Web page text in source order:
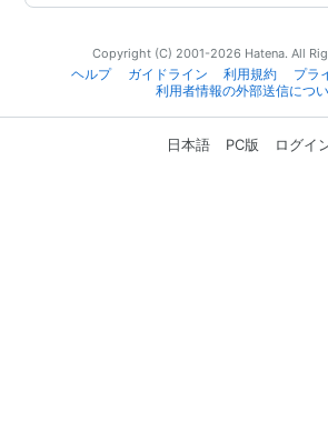
Copyright (C) 2001-2026 Hatena. All
ヘルプ
ガイドライン 利用規約
プラ
利用者情報の外部送信につ
日本語 PC版 ログイ